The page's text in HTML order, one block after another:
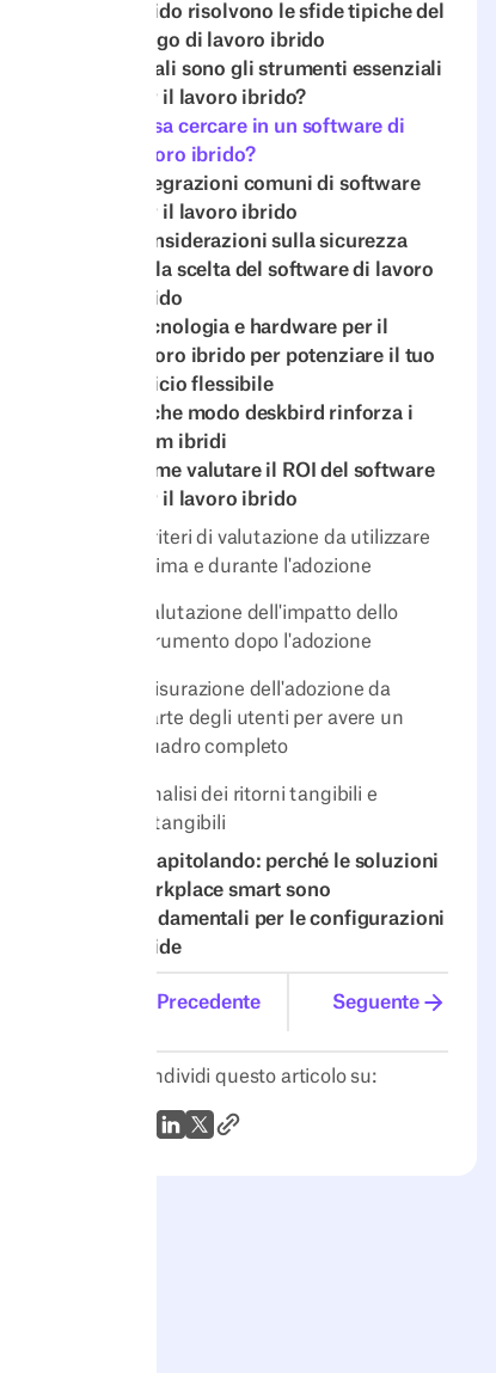
ibrido risolvono le sfide tipiche del
luogo di lavoro ibrido
Quali sono gli strumenti essenziali
per il lavoro ibrido?
Cosa cercare in un software di
lavoro ibrido?
Integrazioni comuni di software
per il lavoro ibrido
Considerazioni sulla sicurezza
nella scelta del software di lavoro
ibrido
Tecnologia e hardware per il
lavoro ibrido per potenziare il tuo
ufficio flessibile
In che modo deskbird rinforza i
team ibridi
Come valutare il ROI del software
per il lavoro ibrido
Criteri di valutazione da utilizzare
prima e durante l'adozione
Valutazione dell'impatto dello
strumento dopo l'adozione
Misurazione dell'adozione da
parte degli utenti per avere un
quadro completo
Analisi dei ritorni tangibili e
intangibili
Ricapitolando: perché le soluzioni
workplace smart sono
fondamentali per le configurazioni
ibride
Precedente Seguente
Condividi questo articolo su:
WhatsApp
LinkedIn
X (Twitter)
Link all'articolo